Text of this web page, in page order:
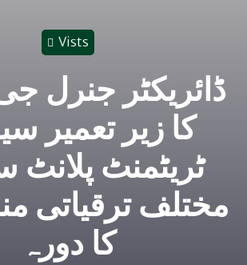
Vists
ڈائریکٹر جنرل
کا زیر تعمیر
ٹریٹمنٹ
مختلف ترقیاتی
کا دورہ